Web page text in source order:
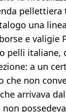
una
e valigie
pelli italiane,
a un
che non
arrivava
non